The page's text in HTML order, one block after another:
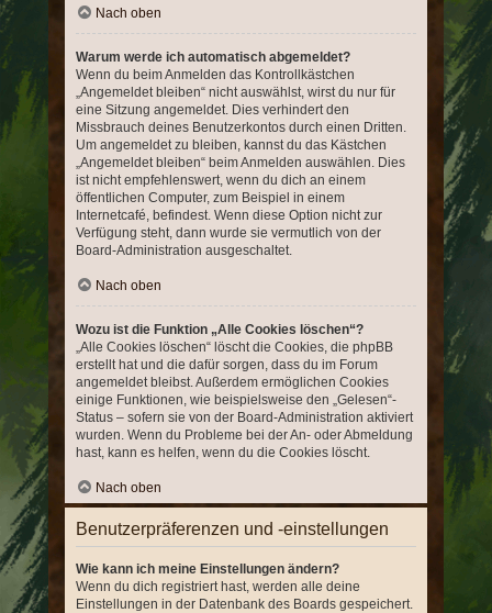
Nach oben
Warum werde ich automatisch abgemeldet?
Wenn du beim Anmelden das Kontrollkästchen
„Angemeldet bleiben“ nicht auswählst, wirst du nur für
eine Sitzung angemeldet. Dies verhindert den
Missbrauch deines Benutzerkontos durch einen Dritten.
Um angemeldet zu bleiben, kannst du das Kästchen
„Angemeldet bleiben“ beim Anmelden auswählen. Dies
ist nicht empfehlenswert, wenn du dich an einem
öffentlichen Computer, zum Beispiel in einem
Internetcafé, befindest. Wenn diese Option nicht zur
Verfügung steht, dann wurde sie vermutlich von der
Board-Administration ausgeschaltet.
Nach oben
Wozu ist die Funktion „Alle Cookies löschen“?
„Alle Cookies löschen“ löscht die Cookies, die phpBB
erstellt hat und die dafür sorgen, dass du im Forum
angemeldet bleibst. Außerdem ermöglichen Cookies
einige Funktionen, wie beispielsweise den „Gelesen“-
Status – sofern sie von der Board-Administration aktiviert
wurden. Wenn du Probleme bei der An- oder Abmeldung
hast, kann es helfen, wenn du die Cookies löscht.
Nach oben
Benutzerpräferenzen und -einstellungen
Wie kann ich meine Einstellungen ändern?
Wenn du dich registriert hast, werden alle deine
Einstellungen in der Datenbank des Boards gespeichert.